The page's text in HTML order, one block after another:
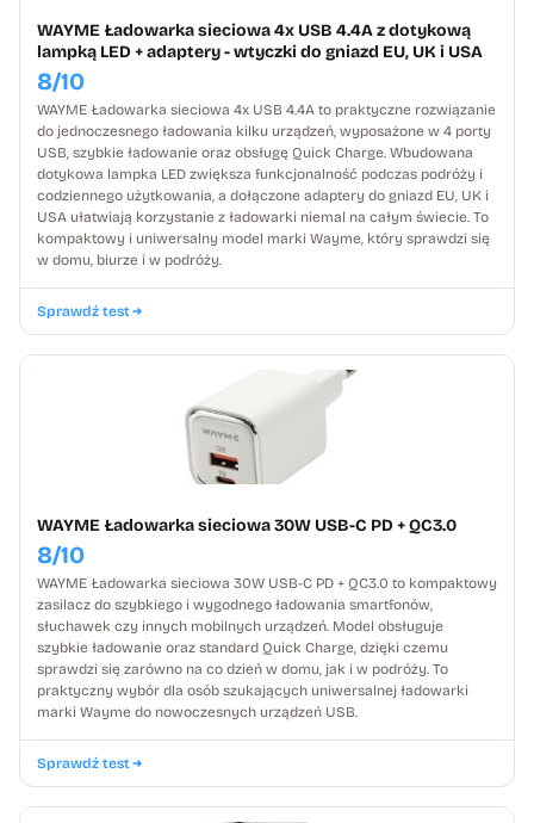
WAYME Ładowarka sieciowa 4x USB 4.4A z dotykową
lampką LED + adaptery - wtyczki do gniazd EU, UK i USA
8/10
WAYME Ładowarka sieciowa 4x USB 4.4A to praktyczne rozwiązanie
do jednoczesnego ładowania kilku urządzeń, wyposażone w 4 porty
USB, szybkie ładowanie oraz obsługę Quick Charge. Wbudowana
dotykowa lampka LED zwiększa funkcjonalność podczas podróży i
codziennego użytkowania, a dołączone adaptery do gniazd EU, UK i
USA ułatwiają korzystanie z ładowarki niemal na całym świecie. To
kompaktowy i uniwersalny model marki Wayme, który sprawdzi się
w domu, biurze i w podróży.
Sprawdź test
WAYME Ładowarka sieciowa 30W USB-C PD + QC3.0
8/10
WAYME Ładowarka sieciowa 30W USB-C PD + QC3.0 to kompaktowy
zasilacz do szybkiego i wygodnego ładowania smartfonów,
słuchawek czy innych mobilnych urządzeń. Model obsługuje
szybkie ładowanie oraz standard Quick Charge, dzięki czemu
sprawdzi się zarówno na co dzień w domu, jak i w podróży. To
praktyczny wybór dla osób szukających uniwersalnej ładowarki
marki Wayme do nowoczesnych urządzeń USB.
Sprawdź test